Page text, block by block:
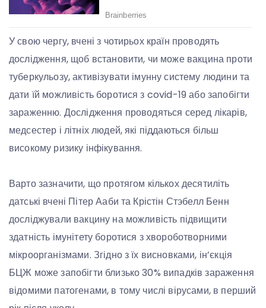
У свою чергу, вчені з чотирьох країн проводять
дослідження, щоб встановити, чи може вакцина проти
туберкульозу, активізувати імунну систему людини та
дати їй можливість боротися з covid-19 або запобігти
зараженню. Дослідження проводяться серед лікарів,
медсестер і літніх людей, які піддаються більш
високому ризику інфікування.
Варто зазначити, що протягом кількох десятиліть
датські вчені Пітер Ааби та Крістін Стэбелл Бенн
досліджували вакцину на можливість підвищити
здатність імунітету боротися з хвороботворними
мікроорганізмами. Згідно з їх висновками, ін’єкція
БЦЖ може запобігти близько 30% випадків зараження
відомими патогенами, в тому числі вірусами, в перший